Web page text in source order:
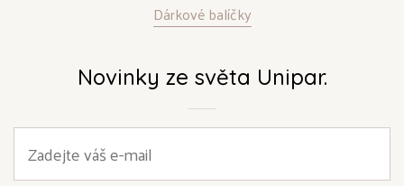
Dárkové balíčky
Novinky ze světa Unipar.